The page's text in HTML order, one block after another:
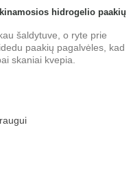
hidrogelio paakių
šaldytuve, o ryte prie
paakių pagalvėles, kad
skaniai kvepia.
pojūtis ant odos